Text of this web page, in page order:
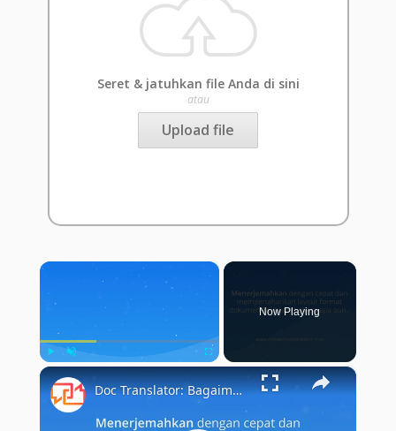
Seret & jatuhkan file Anda di sini
atau
Upload file
×
Play Unmute Fullscreen
Now Playing
×
Doc Translator: Bagaimana cara menggunakan penerjemah dokumen?